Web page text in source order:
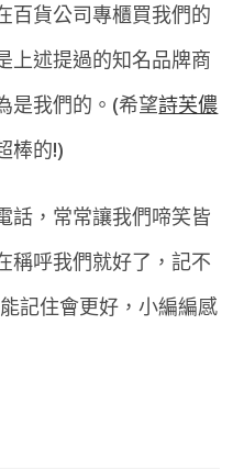
百貨公司專櫃買我們的
上述提過的知名品牌商
是我們的。(希望詩芙儂
棒的!)
話，常常讓我們啼笑皆
稱呼我們就好了，記不
記住會更好，小編編感